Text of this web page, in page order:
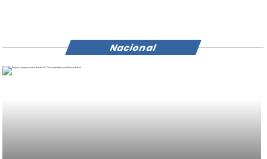
Nacional